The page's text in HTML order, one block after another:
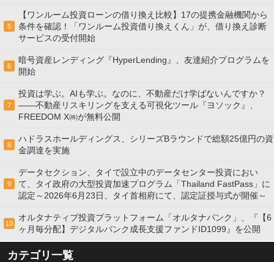
5
【ワンルーム投資ローンの借り換え比較】17の提携金融機関から
条件を確認！「ワンルーム投資借り換えくん」が、借り換え診断
サービスの受付開始
6
暗号資産レンディング『HyperLending』、友達紹介プログラムを
開始
7
投資は学ぶ。AIも学ぶ。なのに、不動産だけ学ばないんですか？
——不動産リスキリングを支える可視化ツール『ヨソック』、
FREEDOM X㈱が無料公開
8
ハドラスホールディングス、シリーズBラウンドで総額25億円の資
金調達を実施
9
データセクション、タイで設立中のデータセンター投資におい
て、タイ政府の大型投資加速プログラム「Thailand FastPass」に
認定～2026年6月23日、タイ首相府にて、認定証授与式が開催～
10
オルタナティブ投資プラットフォーム「オルタナバンク」、『【6
ヶ月毎分配】デジタルバンク成長支援ファンドID1099』を公開
カテゴリ一覧